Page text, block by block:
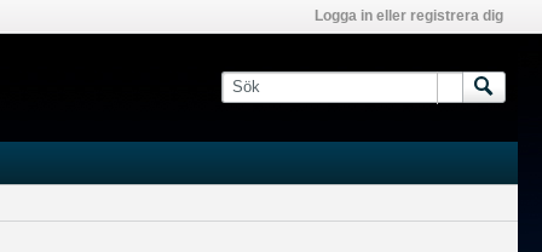
Logga in eller registrera dig